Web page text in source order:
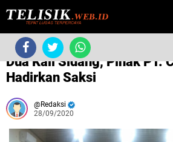
/Hukum /
Dua Kali Sidang, Pihak PT.
Hadirkan Saksi
Redaksi
28/09/2020